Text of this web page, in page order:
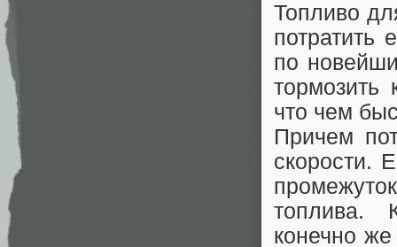
Топливо
по
тормозить
что чем
Причем
скорости.
топлива.
конечно